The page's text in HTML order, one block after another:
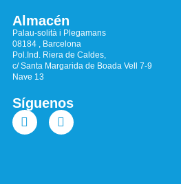
Almacén
Palau-solità i Plegamans
08184 , Barcelona
Pol.Ind. Riera de Caldes,
c/ Santa Margarida de Boada Vell 7-9
Nave 13
Síguenos